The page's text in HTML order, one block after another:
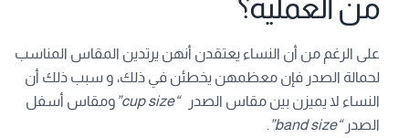
من العملية؟
على الرغم من أن النساء يعتقدن أنهن يرتدين المقاس المناسب
لحمالة الصدر فإن معظمهن يخطئن في ذلك، و سبب ذلك أن
النساء لا يميزن بين مقاس الصدر“cup size”
ومقاس أسفل
الصدر“band size”
.